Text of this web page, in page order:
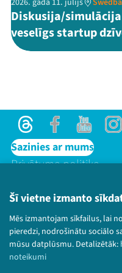
Šī vietne izmanto
Mēs izmantojam sīkfailus, lai
pieredzi, nodrošinātu sociālo
mūsu datplūsmu. Detalizētāk:
noteikumi
2026. gada 11. jūlijs
Diskusija/
veselīgs startup
ThreadsFacebookYoutube
Sazinies ar mums
Privātuma politika
Bērnu aizsardzības
© 2026 Sarunu
paturētas.